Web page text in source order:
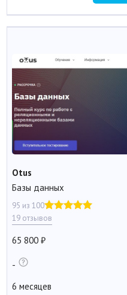
Otus
Базы данных
95 из 100
19 отзывов
65 800
-
6 месяцев